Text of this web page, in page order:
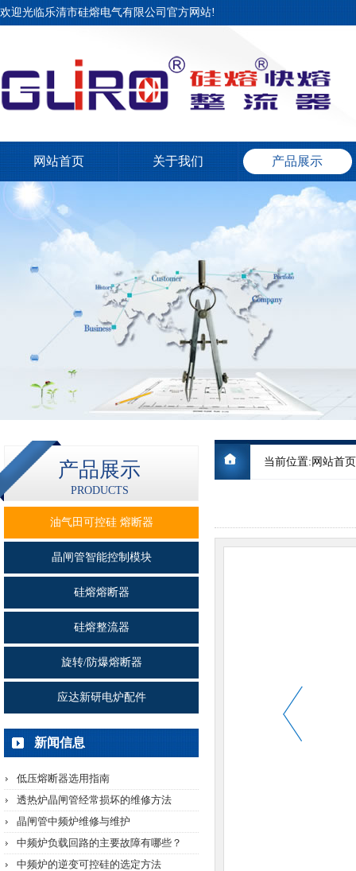
欢迎光临乐清市硅熔电气有限公司官方网站!
网站首页 关于我们 产品展示
产品展示
PRODUCTS
油气田可控硅 熔断器
晶闸管智能控制模块
硅熔熔断器
硅熔整流器
旋转/防爆熔断器
应达新研电炉配件
新闻信息
低压熔断器选用指南
透热炉晶闸管经常损坏的维修方法
晶闸管中频炉维修与维护
中频炉负载回路的主要故障有哪些？
中频炉的逆变可控硅的选定方法
当前位置: 网站首页